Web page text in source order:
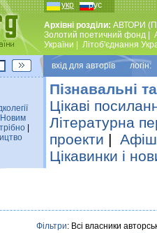
укр рус
Архівні розділи: АВТОРИ
Золотий поетичний фонд
України
Лiтоб'єднання
вхiд для авторiв логін:
Новим
Пізнавальні
Цікаві
Літературна
проекти |
Цікавинки і
Фільтри: Всі власники